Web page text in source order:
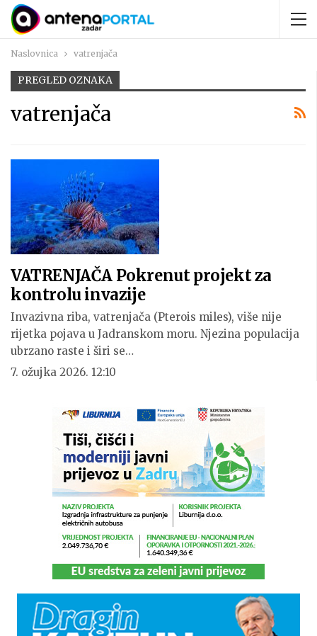
Naslovnica vatrenjača
PREGLED OZNAKA
vatrenjača
VATRENJAČA Pokrenut projekt za
kontrolu invazije
Invazivna riba, vatrenjača (Pterois miles), više nije
rijetka pojava u Jadranskom moru. Njezina populacija
ubrzano raste i širi se…
7. ožujka 2026. 12:10